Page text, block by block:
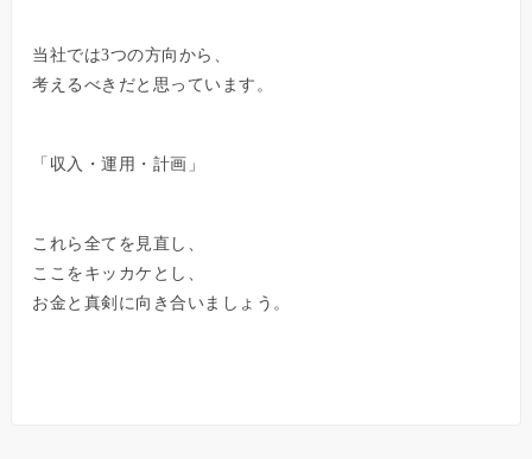
当社では3つの方向から、
考えるべきだと思っています。
「収入・運用・計画」
これら全てを見直し、
ここをキッカケとし、
お金と真剣に向き合いましょう。